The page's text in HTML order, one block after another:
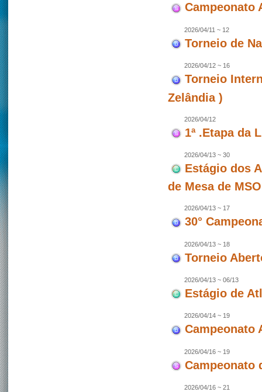
Campeonato
2026/04/11 ~ 12
Torneio de
2026/04/12 ~ 16
Torneio
Zelândia )
2026/04/12
1ª .Etapa da
2026/04/13 ~ 30
Estágio dos
de Mesa de
2026/04/13 ~ 17
30°
2026/04/13 ~ 18
Torneio
2026/04/13 ~ 06/13
Estágio de
2026/04/14 ~ 19
Campeonato
2026/04/16 ~ 19
Campeonato
2026/04/16 ~ 21